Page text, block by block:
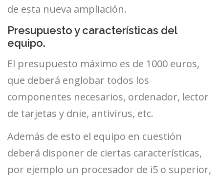
de esta nueva ampliación.
Presupuesto y características del
equipo.
El presupuesto máximo es de 1000 euros,
que deberá englobar todos los
componentes necesarios, ordenador, lector
de tarjetas y dnie, antivirus, etc.
Además de esto el equipo en cuestión
deberá disponer de ciertas características,
por ejemplo un procesador de i5 o superior,